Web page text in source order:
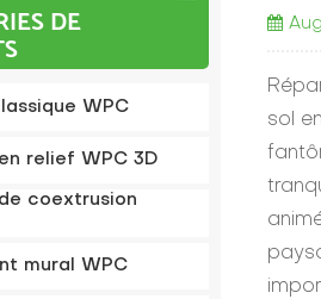
DE
WPC
relief WPC 3D
coextrusion
mural WPC
sol